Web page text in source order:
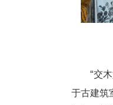
“交木如
于古建筑